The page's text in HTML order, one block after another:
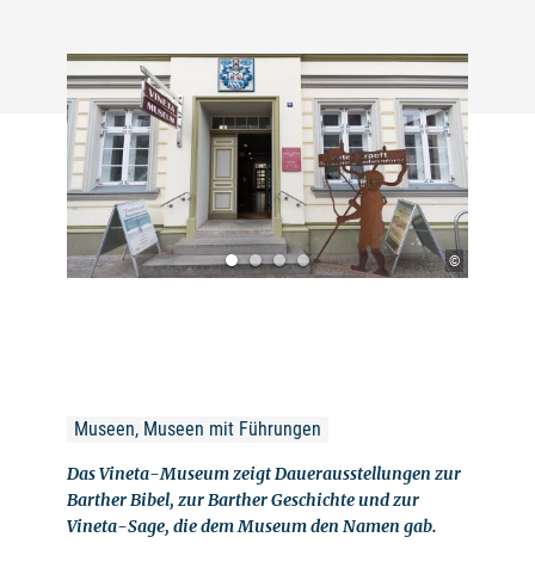
©
Museen, Museen mit Führungen
Das Vineta-Museum zeigt Dauerausstellungen zur
Barther Bibel, zur Barther Geschichte und zur
Vineta-Sage, die dem Museum den Namen gab.